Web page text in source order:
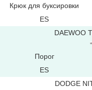
Крюк для буксировки
ES
DAEWOO
Порог
ES
DODGE